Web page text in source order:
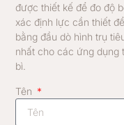
được thiết kế để đo độ
xác định lực cần thiết
bằng đầu dò hình trụ
nhất cho các ứng dụng
bì.
Tên